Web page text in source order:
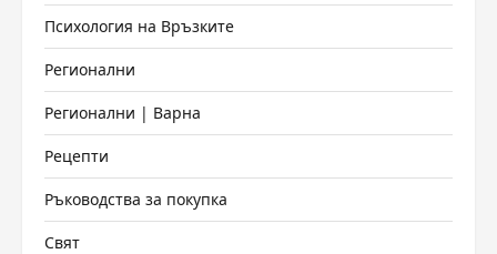
Психология на Връзките
Регионални
Регионални | Варна
Рецепти
Ръководства за покупка
Свят